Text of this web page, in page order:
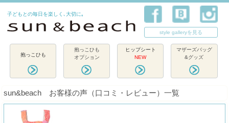
子どもとの毎日を楽しく､大切に｡
style galleryを見る
抱っこひも
抱っこひも
オプション
ヒップシート
NEW
マザーズバッグ
&グッズ
sun&beach お客様の声（口コミ・レビュー）一覧